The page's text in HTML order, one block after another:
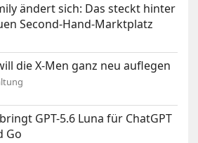
ändert sich: Das steckt hinter
Second-Hand-Marktplatz
die X-Men ganz neu auflegen
GPT-5.6 Luna für ChatGPT
Go